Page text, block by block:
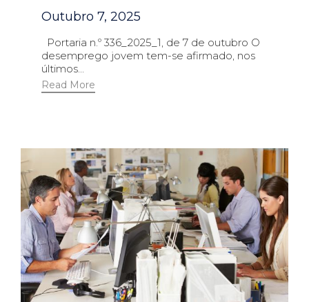
Outubro 7, 2025
Portaria n.º 336_2025_1, de 7 de outubro O
desemprego jovem tem-se afirmado, nos
últimos...
Read More